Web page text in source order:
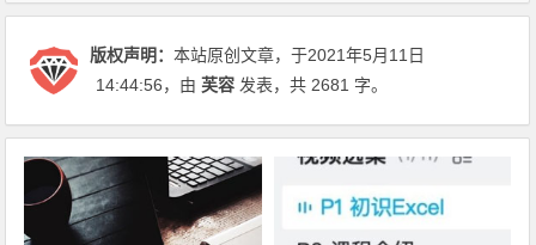
版权声明：本站原创文章，于2021年5月11日
14:44:56，由芙容 发表，共 2681 字。